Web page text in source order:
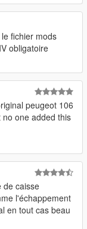
pour de
pas cette
fichier mods
obligatoire
peugeot 106
one added this
de caisse
l'échappement
en tout cas beau